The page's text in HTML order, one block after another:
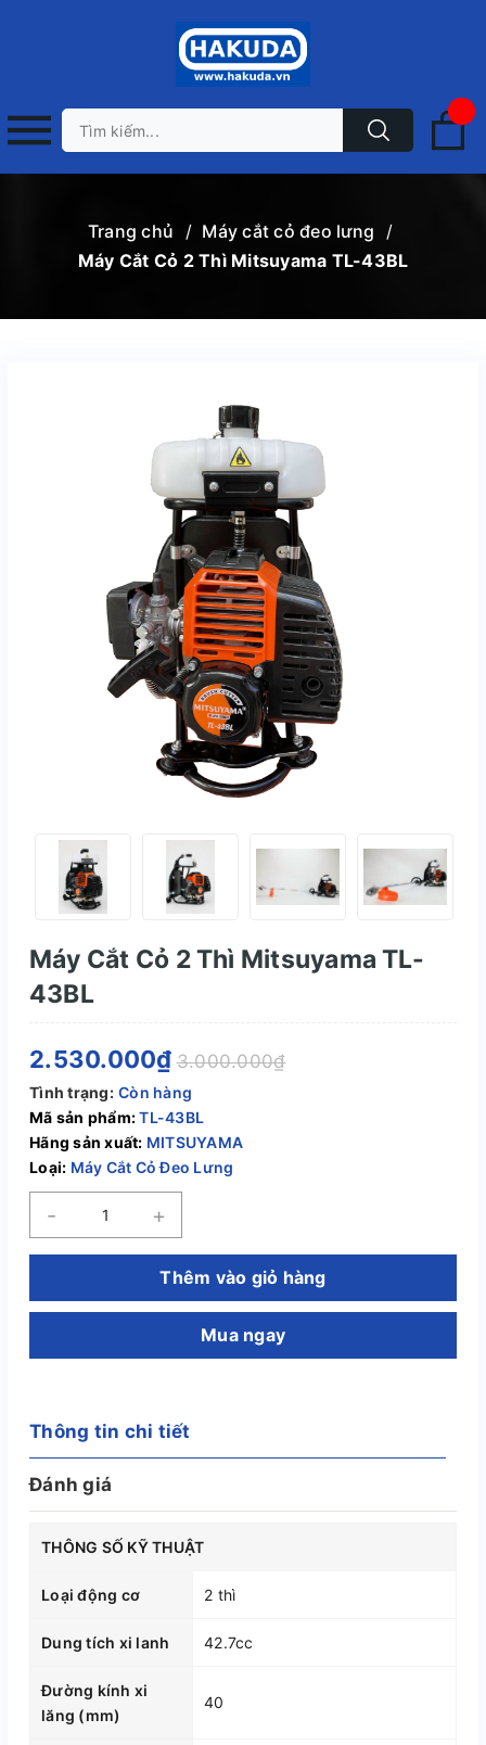
Trang chủ / Máy cắt cỏ đeo lưng
/
Máy Cắt Cỏ 2 Thì Mitsuyama TL-43BL
Máy Cắt Cỏ 2 Thì Mitsuyama TL-
43BL
2.530.000₫ 3.000.000₫
Tình trạng: Còn hàng
Mã sản phẩm:TL-43BL
Hãng sản xuất: MITSUYAMA
Loại: Máy Cắt Cỏ Đeo Lưng
- +
Thêm vào giỏ hàng
Mua ngay
Thông tin chi tiết
Đánh giá
THÔNG SỐ KỸ THUẬT
Loại động cơ 2 thì
Dung tích xi lanh 42.7cc
Đường kính xi
lăng (mm)
40